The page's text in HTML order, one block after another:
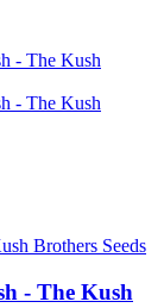
Brothers Seeds
- The Kush